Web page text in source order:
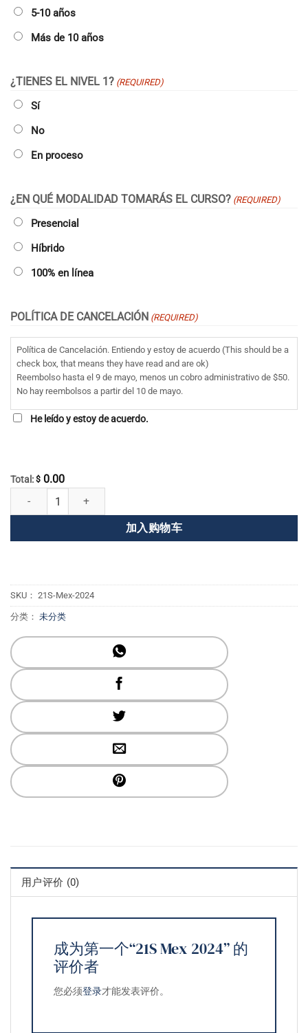
5-10 años
Más de 10 años
¿TIENES EL NIVEL 1? (REQUIRED)
Sí
No
En proceso
¿EN QUÉ MODALIDAD TOMARÁS EL CURSO? (REQUIRED)
Presencial
Híbrido
100% en línea
POLÍTICA DE CANCELACIÓN (REQUIRED)
Política de Cancelación. Entiendo y estoy de acuerdo (This should be a
check box, that means they have read and are ok)
Reembolso hasta el 9 de mayo, menos un cobro administrativo de $50.
No hay reembolsos a partir del 10 de mayo.
He leído y estoy de acuerdo.
Total: $ 0.00
21S Mex 2024 数量
加入购物车
SKU： 21S-Mex-2024
分类： 未分类
用户评价 (0)
成为第一个“21S Mex 2024” 的
评价者
您必须登录才能发表评价。